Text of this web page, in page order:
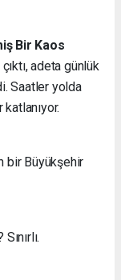
Bir Kaos
adeta günlük
Saatler yolda
bir Büyükşehir